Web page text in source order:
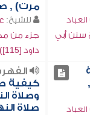
سنن أبي
مرت) ,
للشيخ:
جزء من
داود [115])
كيفية
وصلاة
صلاة